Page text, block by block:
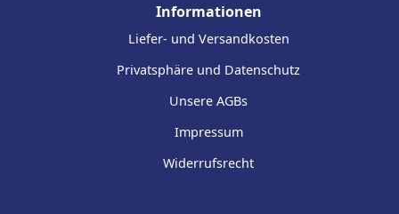
Informationen
Liefer- und Versandkosten
Privatsphäre und Datenschutz
Unsere AGBs
Impressum
Widerrufsrecht